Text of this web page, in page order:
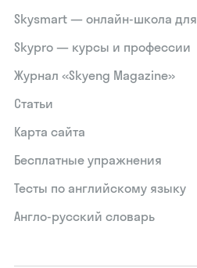
Skysmart — онлайн-школа
Skypro — курсы и профессии
Журнал «Skyeng Magazine»
Статьи
Карта сайта
Бесплатные упражнения
Тесты по английскому языку
Англо-русский словарь